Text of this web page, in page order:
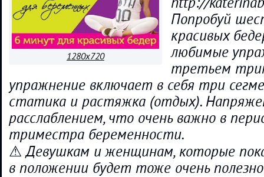
1280x720
Попробуй
красивых
любимые
третьем
упражнение включает в себя три
статика и растяжка (отдых).
расслаблением, что очень важно в
триместра беременности.
⚠ Девушкам и женщинам, которые
в положении будет тоже очень